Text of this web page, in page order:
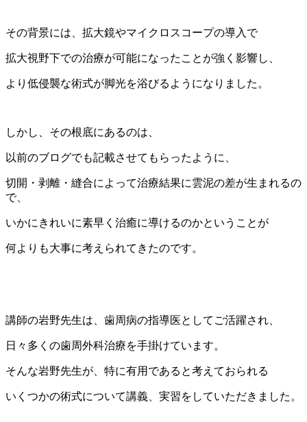
その背景には、拡大鏡やマイクロスコープの導入で
拡大視野下での治療が可能になったことが強く影響し、
より低侵襲な術式が脚光を浴びるようになりました。
しかし、その根底にあるのは、
以前のブログでも記載させてもらったように、
切開・剥離・縫合によって治療結果に雲泥の差が生まれるの
で、
いかにきれいに素早く治癒に導けるのかということが
何よりも大事に考えられてきたのです。
講師の岩野先生は、歯周病の指導医としてご活躍され、
日々多くの歯周外科治療を手掛けています。
そんな岩野先生が、特に有用であると考えておられる
いくつかの術式について講義、実習をしていただきました。